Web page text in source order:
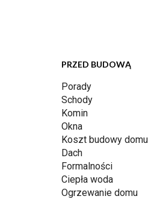
PRZED BUDOWĄ
Porady
Schody
Komin
Okna
Koszt budowy domu
Dach
Formalności
Ciepła woda
Ogrzewanie domu